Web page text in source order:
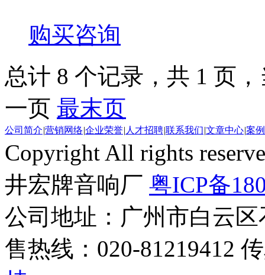
购买咨询
总计 8 个记录，共 1 页
一页 最末页
公司简介|营销网络|企业荣誉|人才招聘|联系我们|文章中心|案
Copyright All rights
井宏牌音响厂 粤ICP备
公司地址：广州市白云
售热线：020-81219412